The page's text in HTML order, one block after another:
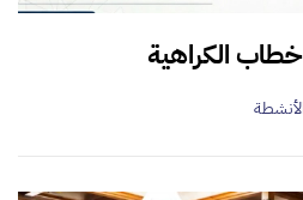
الكراهية
الأنشطة